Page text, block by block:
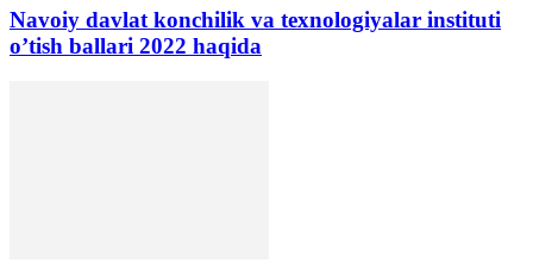
Navoiy davlat konchilik va texnologiyalar instituti
o’tish ballari 2022 haqida